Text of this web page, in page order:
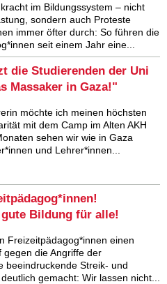
im Bildungssystem – nicht
sondern auch Proteste
immer öfter durch: So führen die
seit einem Jahr eine...
die Studierenden der Uni
Massaker in Gaza!"
möchte ich meinen höchsten
mit dem Camp im Alten AKH
sehen wir wie in Gaza
und Lehrer*innen...
Bildung für alle!
Freizeitpädagog*innen einen
die Angriffe der
beeindruckende Streik- und
gemacht: Wir lassen nicht...